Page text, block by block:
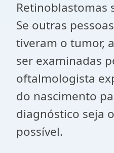
Retinoblastomas
Se outras
tiveram o tumor,
ser examinadas
oftalmologista
do nascimento
diagnóstico seja
possível.